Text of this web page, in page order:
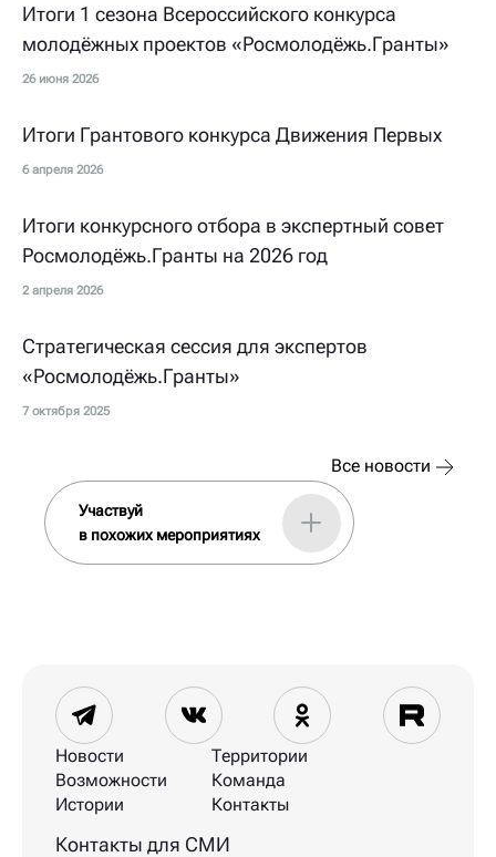
Итоги 1 сезона Всероссийского конкурса
молодёжных проектов «Росмолодёжь.Гранты»
26 июня 2026
Итоги Грантового конкурса Движения Первых
6 апреля 2026
Итоги конкурсного отбора в экспертный совет
Росмолодёжь.Гранты на 2026 год
2 апреля 2026
Cтратегическая сессия для экспертов
«Росмолодёжь.Гранты»
7 октября 2025
Все новости
Участвуй
в похожих мероприятиях
Контакты для СМИ
Новости
Возможности
Истории
Территории
Команда
Контакты